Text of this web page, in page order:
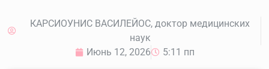
КАРСИОУНИС ВАСИЛЕЙОС, доктор медицинских
наук
Июнь 12, 2026
5:11 пп